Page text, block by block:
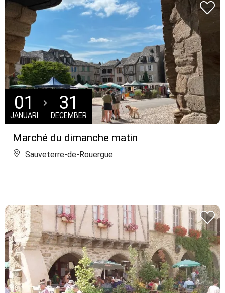
Marché du dimanche matin
01
JANUARI
31
DECEMBER
Sauveterre-de-Rouergue